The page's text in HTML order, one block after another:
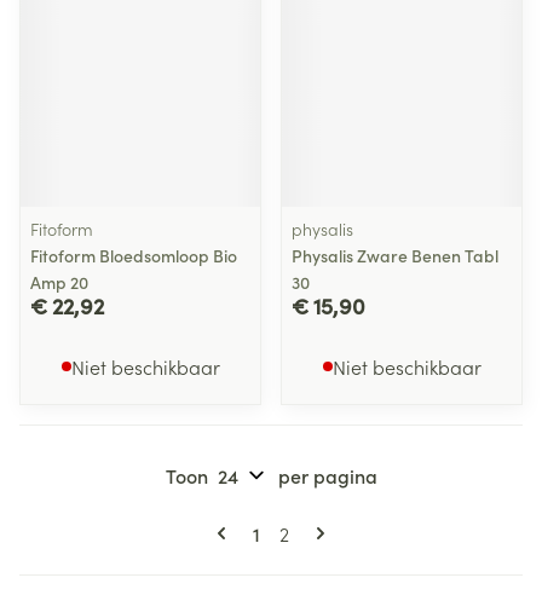
Fitoform
Fitoform Bloedsomloop Bio
Amp 20
€ 22,92
Niet beschikbaar
physalis
Physalis Zware Benen Tabl
30
€ 15,90
Niet beschikbaar
Pagina's
U lees momenteel pagina
1 Pagina
2
Toon per pagina